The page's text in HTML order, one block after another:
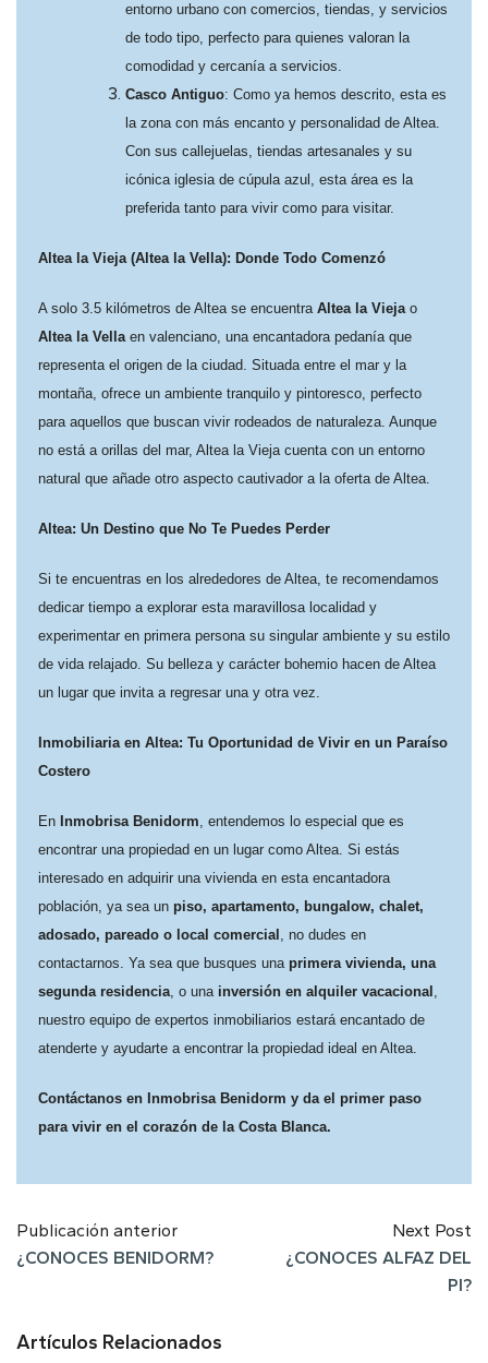
entorno urbano con comercios, tiendas, y servicios
de todo tipo, perfecto para quienes valoran la
comodidad y cercanía a servicios.
Casco Antiguo: Como ya hemos descrito, esta es
la zona con más encanto y personalidad de Altea.
Con sus callejuelas, tiendas artesanales y su
icónica iglesia de cúpula azul, esta área es la
preferida tanto para vivir como para visitar.
Altea la Vieja (Altea la Vella): Donde Todo Comenzó
A solo 3.5 kilómetros de Altea se encuentra Altea la Viejao
Altea la Vellaen valenciano, una encantadora pedanía que
representa el origen de la ciudad. Situada entre el mar y la
montaña, ofrece un ambiente tranquilo y pintoresco, perfecto
para aquellos que buscan vivir rodeados de naturaleza. Aunque
no está a orillas del mar, Altea la Vieja cuenta con un entorno
natural que añade otro aspecto cautivador a la oferta de Altea.
Altea: Un Destino que No Te Puedes Perder
Si te encuentras en los alrededores de Altea, te recomendamos
dedicar tiempo a explorar esta maravillosa localidad y
experimentar en primera persona su singular ambiente y su estilo
de vida relajado. Su belleza y carácter bohemio hacen de Altea
un lugar que invita a regresar una y otra vez.
Inmobiliaria en Altea: Tu Oportunidad de Vivir en un Paraíso
Costero
En Inmobrisa Benidorm, entendemos lo especial que es
encontrar una propiedad en un lugar como Altea. Si estás
interesado en adquirir una vivienda en esta encantadora
población, ya sea un piso, apartamento, bungalow, chalet,
adosado, pareado o local comercial , no dudes en
contactarnos. Ya sea que busques una primera vivienda, una
segunda residencia, o una inversión en alquiler vacacional ,
nuestro equipo de expertos inmobiliarios estará encantado de
atenderte y ayudarte a encontrar la propiedad ideal en Altea.
Contáctanos en Inmobrisa Benidorm y da el primer paso
para vivir en el corazón de la Costa Blanca.
Publicación anterior
¿CONOCES BENIDORM?
Next Post
¿CONOCES ALFAZ DEL
PI?
Artículos Relacionados